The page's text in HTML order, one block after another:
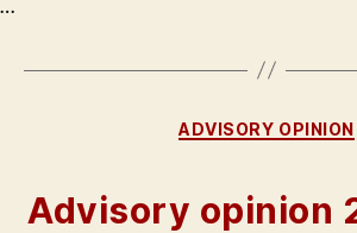
…
Categories
ADVISORY OPINION
Advisory opinion